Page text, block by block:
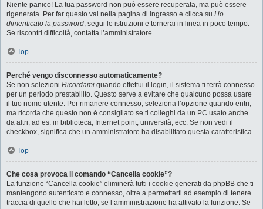
Niente panico! La tua password non può essere recuperata, ma può essere
rigenerata. Per far questo vai nella pagina di ingresso e clicca su Ho
dimenticato la password, segui le istruzioni e tornerai in linea in poco tempo.
Se riscontri difficoltà, contatta l’amministratore.
Top
Perché vengo disconnesso automaticamente?
Se non selezioni Ricordami quando effettui il login, il sistema ti terrà connesso
per un periodo prestabilito. Questo serve a evitare che qualcuno possa usare
il tuo nome utente. Per rimanere connesso, seleziona l’opzione quando entri,
ma ricorda che questo non è consigliato se ti colleghi da un PC usato anche
da altri, ad es. in biblioteca, Internet point, università, ecc. Se non vedi il
checkbox, significa che un amministratore ha disabilitato questa caratteristica.
Top
Che cosa provoca il comando “Cancella cookie”?
La funzione “Cancella cookie” eliminerà tutti i cookie generati da phpBB che ti
mantengono autenticato e connesso, oltre a permetterti ad esempio di tenere
traccia di quello che hai letto, se l’amministrazione ha attivato la funzione. Se